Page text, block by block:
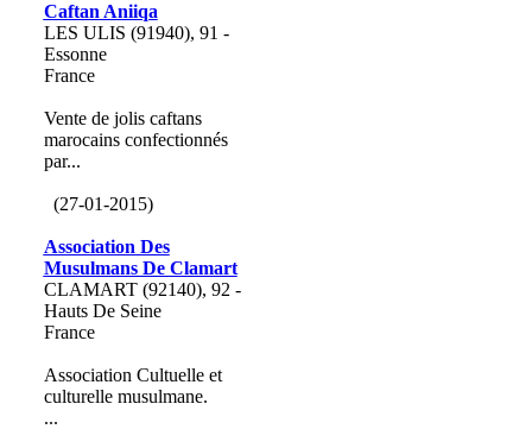
Caftan Aniiqa
LES ULIS (91940), 91 -
Essonne
France
Vente de jolis caftans
marocains confectionnés
par...
(27-01-2015)
Association Des
Musulmans De Clamart
CLAMART (92140), 92 -
Hauts De Seine
France
Association Cultuelle et
culturelle musulmane.
...